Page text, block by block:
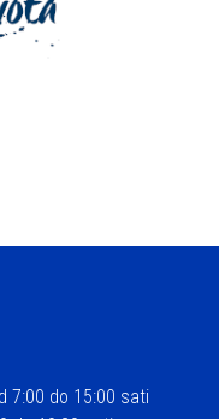
7:00 do 15:00 sati